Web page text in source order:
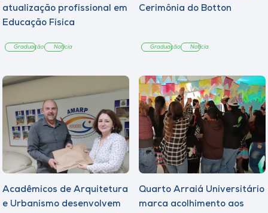
atualização profissional em
Educação Física
Graduação Notícia
Cerimônia do Botton
Graduação Notícia
Acadêmicos de Arquitetura
e Urbanismo desenvolvem
Quarto Arraiá Universitário
marca acolhimento aos